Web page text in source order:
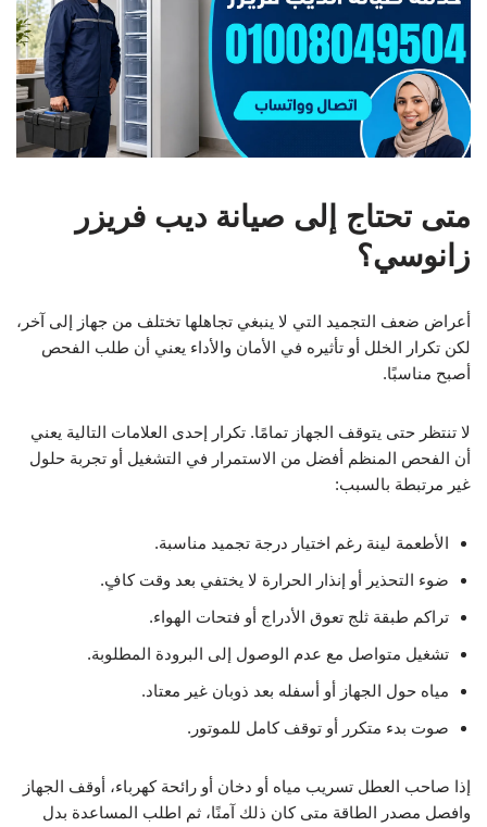
متى تحتاج إلى صيانة ديب فريزر
زانوسي؟
أعراض ضعف التجميد التي لا ينبغي تجاهلها تختلف من جهاز إلى آخر،
لكن تكرار الخلل أو تأثيره في الأمان والأداء يعني أن طلب الفحص
أصبح مناسبًا.
لا تنتظر حتى يتوقف الجهاز تمامًا. تكرار إحدى العلامات التالية يعني
أن الفحص المنظم أفضل من الاستمرار في التشغيل أو تجربة حلول
غير مرتبطة بالسبب:
الأطعمة لينة رغم اختيار درجة تجميد مناسبة.
ضوء التحذير أو إنذار الحرارة لا يختفي بعد وقت كافٍ.
تراكم طبقة ثلج تعوق الأدراج أو فتحات الهواء.
تشغيل متواصل مع عدم الوصول إلى البرودة المطلوبة.
مياه حول الجهاز أو أسفله بعد ذوبان غير معتاد.
صوت بدء متكرر أو توقف كامل للموتور.
إذا صاحب العطل تسريب مياه أو دخان أو رائحة كهرباء، أوقف الجهاز
وافصل مصدر الطاقة متى كان ذلك آمنًا، ثم اطلب المساعدة بدل